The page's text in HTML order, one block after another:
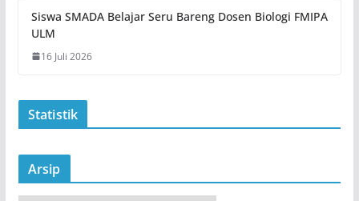
Siswa SMADA Belajar Seru Bareng Dosen Biologi FMIPA
ULM
16 Juli 2026
Statistik
Arsip